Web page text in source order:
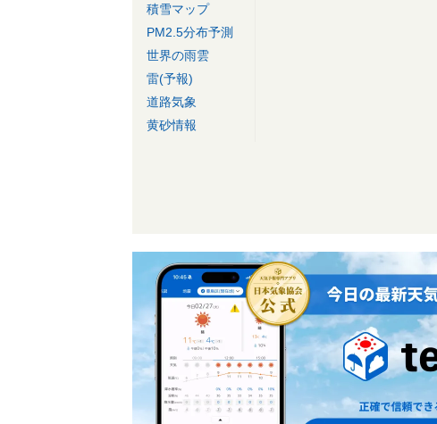
積雪マップ
PM2.5分布予測
世界の雨雲
雷(予報)
道路気象
黄砂情報